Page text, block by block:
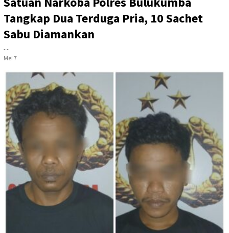
Tangkap Dua Terduga Pria, 10 Sachet
Sabu Diamankan
- -
Mei 7